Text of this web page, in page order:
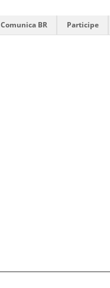
Comunica BR Participe